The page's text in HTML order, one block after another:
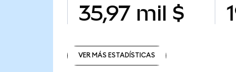
35,97 mil $
VER MÁS ESTADÍSTICAS